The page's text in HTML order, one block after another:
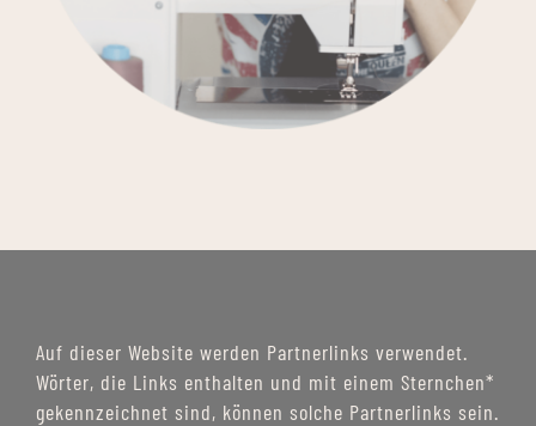
Auf dieser Website werden Partnerlinks verwendet.
Wörter, die Links enthalten und mit einem Sternchen*
gekennzeichnet sind, können solche Partnerlinks sein.